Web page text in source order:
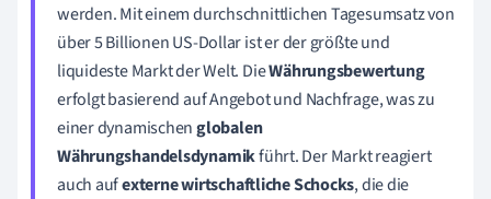
werden. Mit einem durchschnittlichen Tagesumsatz von
über 5 Billionen US-Dollar ist er der größte und
liquideste Markt der Welt. DieWährungsbewertung
erfolgt basierend auf Angebot und Nachfrage, was zu
einer dynamischenglobalen
Währungshandelsdynamikführt. Der Markt reagiert
auch aufexterne wirtschaftliche Schocks, die die